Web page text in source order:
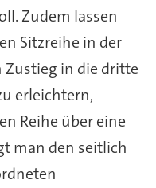
Zudem lassen
Sitzreihe in der
Zustieg in die dritte
erleichtern,
Reihe über eine
man den seitlich